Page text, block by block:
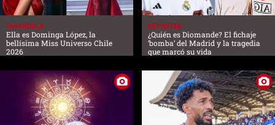
FARANDULA
Ella es Dominga López, la
bellísima Miss Universo Chile
2026
DEPORTES
¿Quién es Diomande? El fichaje
‘bomba’ del Madrid y la tragedia
que marcó su vida